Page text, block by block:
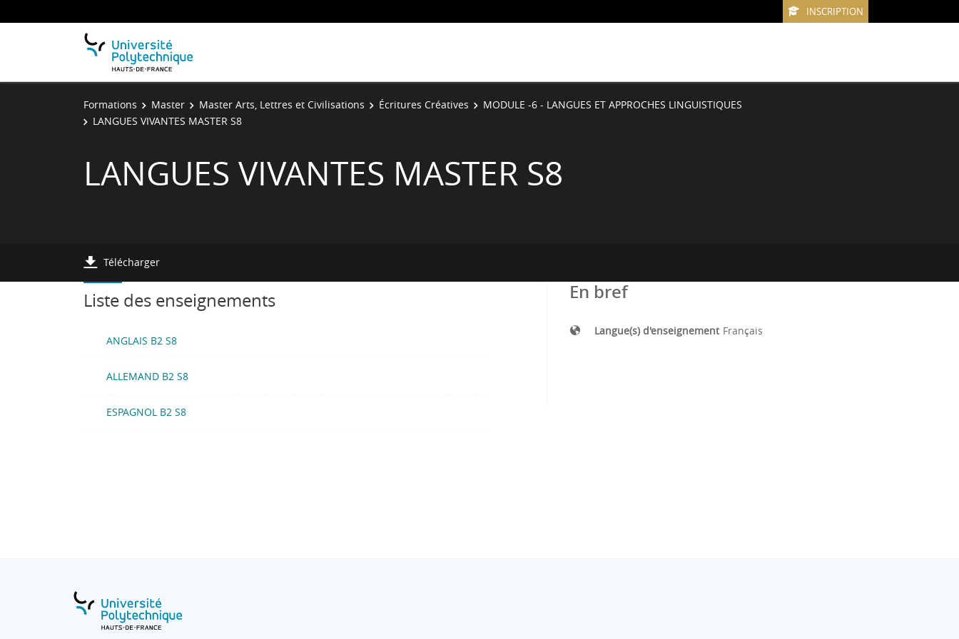
INSCRIPTION
Formations Master Master Arts, Lettres et Civilisations Écritures Créatives
MODULE -6 - LANGUES ET APPROCHES LINGUISTIQUES
LANGUES VIVANTES MASTER S8
LANGUES VIVANTES MASTER S8
Télécharger
Liste des enseignements
ANGLAIS B2 S8
ALLEMAND B2 S8
ESPAGNOL B2 S8
En bref
Langue(s) d'enseignement Français